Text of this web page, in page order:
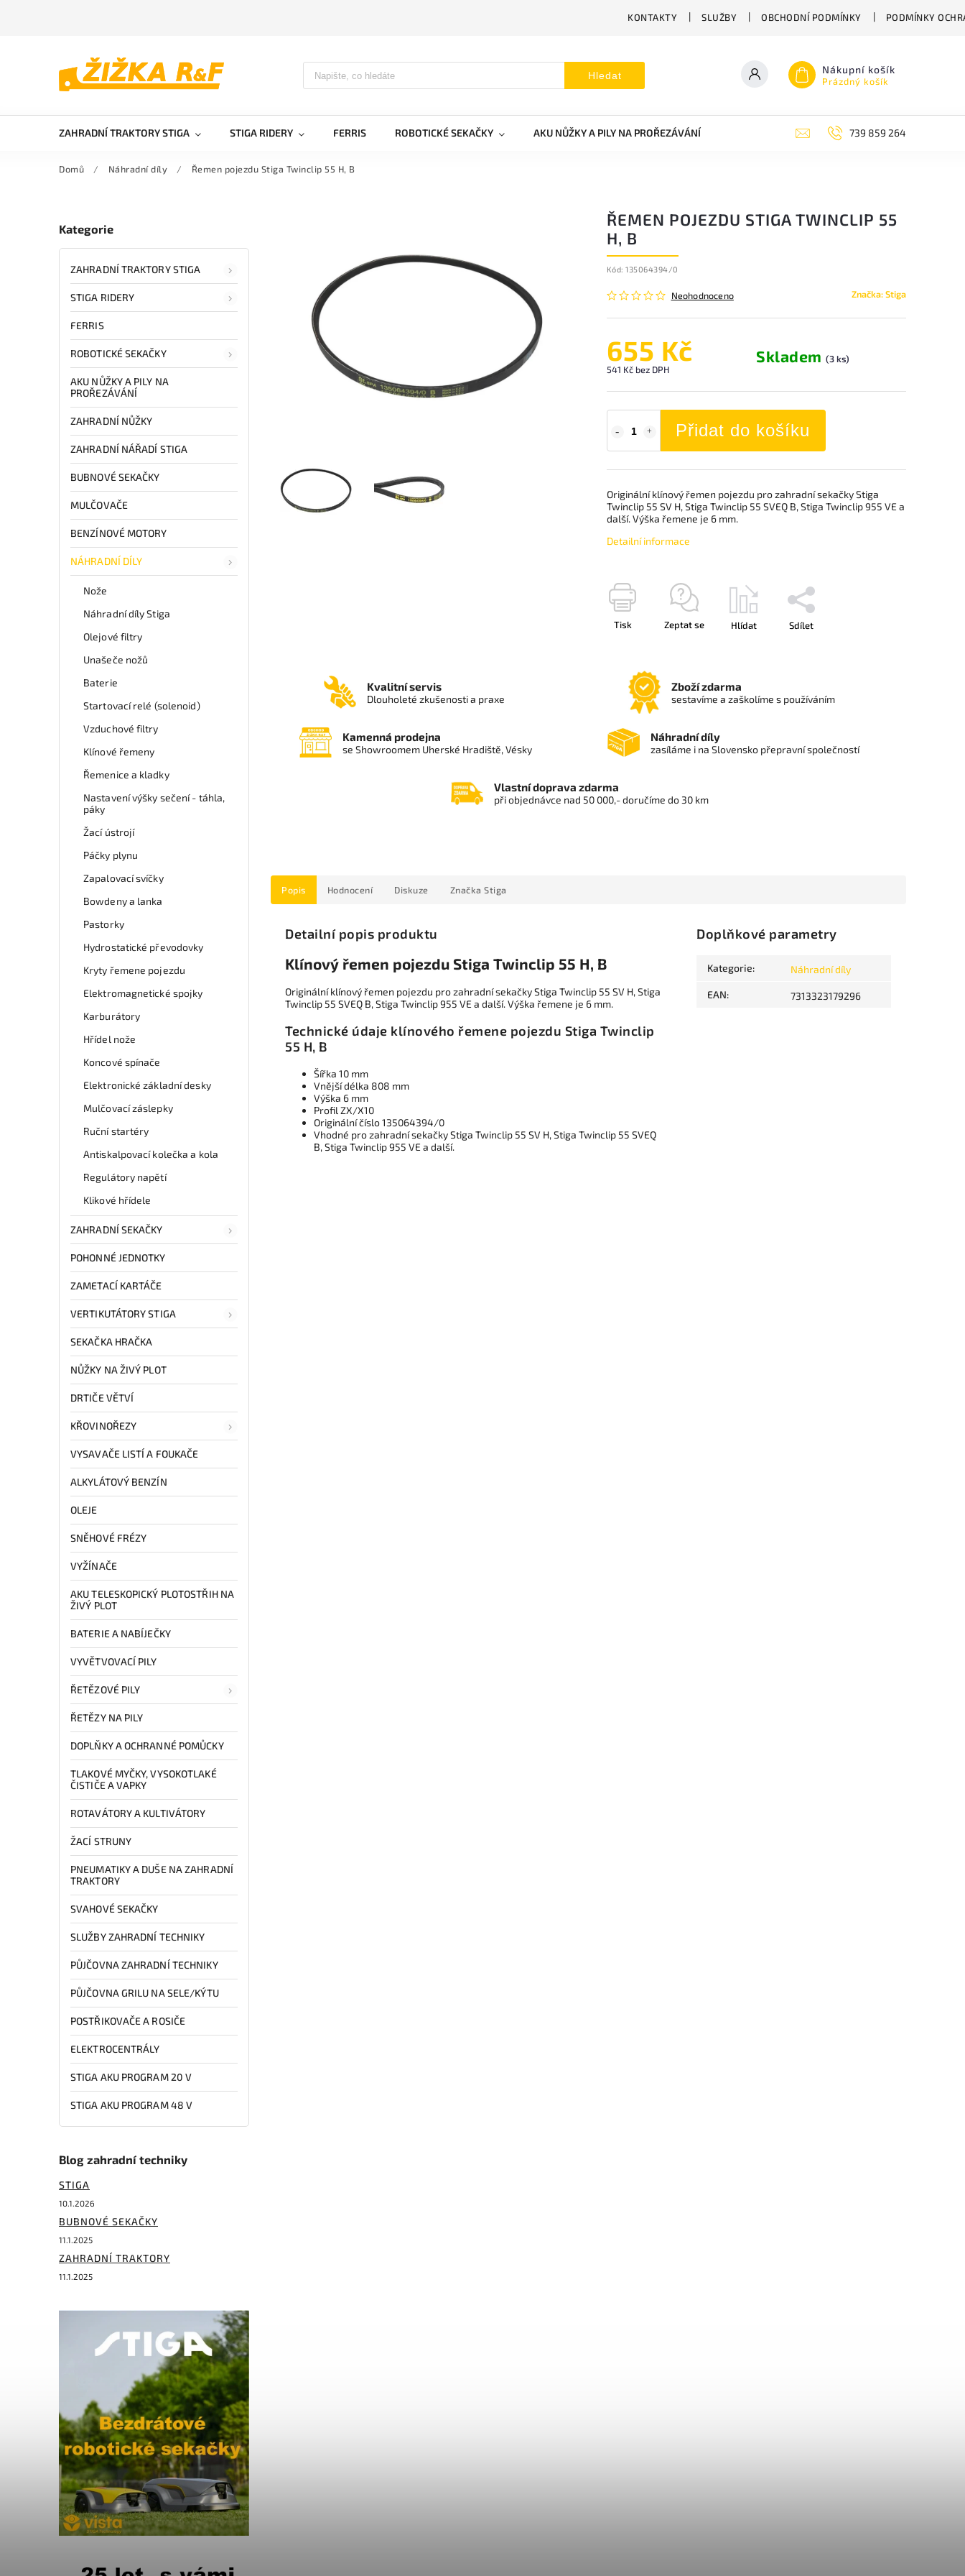
KONTAKTY SLUŽBY OBCHODNÍ PODMÍNKY PODMÍNKY
Hledat Nákupní košík
Prázdný košík
ZAHRADNÍ TRAKTORY STIGA STIGA RIDERY FERRIS ROBOTICKÉ SEKAČKY AKU NŮŽKY A PILY NA PROŘEZÁVÁNÍ ZAHRADNÍ NŮŽKY ZAHRADNÍ NÁŘADÍ STIGA
739 859 264
Domů / Náhradní díly / Řemen pojezdu Stiga Twinclip 55 H, B
Kategorie
ZAHRADNÍ TRAKTORY STIGA
STIGA RIDERY
FERRIS
ROBOTICKÉ SEKAČKY
AKU NŮŽKY A PILY NA
PROŘEZÁVÁNÍ
ZAHRADNÍ NŮŽKY
ZAHRADNÍ NÁŘADÍ STIGA
BUBNOVÉ SEKAČKY
MULČOVAČE
BENZÍNOVÉ MOTORY
NÁHRADNÍ DÍLY
Nože
Náhradní díly Stiga
Olejové filtry
Unašeče nožů
Baterie
Startovací relé (solenoid)
Vzduchové filtry
Klínové řemeny
Řemenice a kladky
Nastavení výšky sečení - táhla,
páky
Žací ústrojí
Páčky plynu
Zapalovací svíčky
Bowdeny a lanka
Pastorky
Hydrostatické převodovky
Kryty řemene pojezdu
Elektromagnetické spojky
Karburátory
Hřídel nože
Koncové spínače
Elektronické základní desky
Mulčovací záslepky
Ruční startéry
Antiskalpovací kolečka a kola
Regulátory napětí
Klikové hřídele
ZAHRADNÍ SEKAČKY
POHONNÉ JEDNOTKY
ZAMETACÍ KARTÁČE
VERTIKUTÁTORY STIGA
SEKAČKA HRAČKA
NŮŽKY NA ŽIVÝ PLOT
DRTIČE VĚTVÍ
KŘOVINOŘEZY
VYSAVAČE LISTÍ A FOUKAČE
ALKYLÁTOVÝ BENZÍN
OLEJE
SNĚHOVÉ FRÉZY
VYŽÍNAČE
AKU TELESKOPICKÝ PLOTOSTŘIH NA
ŽIVÝ PLOT
BATERIE A NABÍJEČKY
VYVĚTVOVACÍ PILY
ŘETĚZOVÉ PILY
ŘETĚZY NA PILY
DOPLŇKY A OCHRANNÉ POMŮCKY
TLAKOVÉ MYČKY, VYSOKOTLAKÉ
ČISTIČE A VAPKY
ROTAVÁTORY A KULTIVÁTORY
ŽACÍ STRUNY
PNEUMATIKY A DUŠE NA ZAHRADNÍ
TRAKTORY
SVAHOVÉ SEKAČKY
SLUŽBY ZAHRADNÍ TECHNIKY
PŮJČOVNA ZAHRADNÍ TECHNIKY
PŮJČOVNA GRILU NA SELE/KÝTU
POSTŘIKOVAČE A ROSIČE
ELEKTROCENTRÁLY
STIGA AKU PROGRAM 20 V
STIGA AKU PROGRAM 48 V
Blog zahradní techniky
STIGA
10.1.2026
BUBNOVÉ SEKAČKY
11.1.2025
ZAHRADNÍ TRAKTORY
11.1.2025
ŘEMEN POJEZDU STIGA TWINCLIP 55
H, B
Kód: 135064394/0
Neohodnoceno Značka:Stiga
655 Kč
541 Kč bez DPH
Skladem(3 ks)
Přidat do košíku
Originální klínový řemen pojezdu pro zahradní sekačky Stiga
Twinclip 55 SV H, Stiga Twinclip 55 SVEQ B, Stiga Twinclip 955 VE a
další. Výška řemene je 6 mm.
Detailní informace
Tisk Zeptat se Hlídat Sdílet
Kvalitní servis
Dlouholeté zkušenosti a praxe
Zboží zdarma
sestavíme a zaškolíme s používáním
Kamenná prodejna
se Showroomem Uherské Hradiště, Vésky
Náhradní díly
zasíláme i na Slovensko přepravní společností
Vlastní doprava zdarma
při objednávce nad 50 000,- doručíme do 30 km
Popis Hodnocení Diskuze Značka Stiga
Detailní popis produktu
Klínový řemen pojezdu Stiga Twinclip 55 H, B
Originální klínový řemen pojezdu pro zahradní sekačky Stiga Twinclip 55 SV H, Stiga
Twinclip 55 SVEQ B, Stiga Twinclip 955 VE a další. Výška řemene je 6 mm.
Technické údaje klínového řemene pojezdu Stiga Twinclip
55 H, B
Šířka 10 mm
Vnější délka 808 mm
Výška 6 mm
Profil ZX/X10
Originální číslo 135064394/0
Vhodné pro zahradní sekačky Stiga Twinclip 55 SV H, Stiga Twinclip 55 SVEQ
B, Stiga Twinclip 955 VE a další.
Doplňkové parametry
Kategorie: Náhradní díly
EAN: 7313323179296